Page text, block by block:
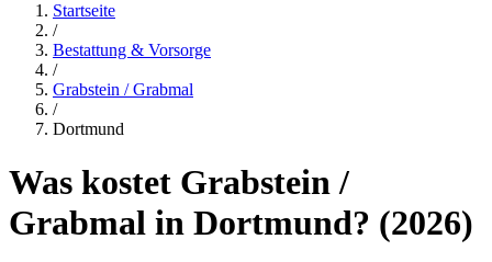
Startseite
/
Bestattung & Vorsorge
/
Grabstein / Grabmal
/
Dortmund
Was kostet Grabstein /
Grabmal in Dortmund? (2026)